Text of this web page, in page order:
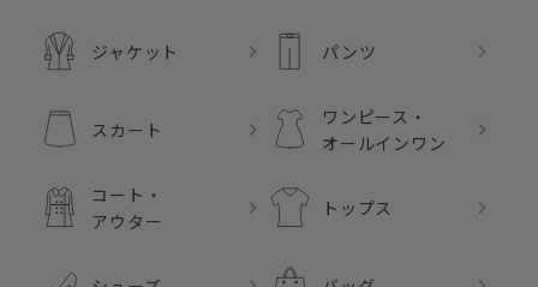
ジャケット パンツ
スカート
ワンピース・
オールインワン
コート・
アウター
トップス